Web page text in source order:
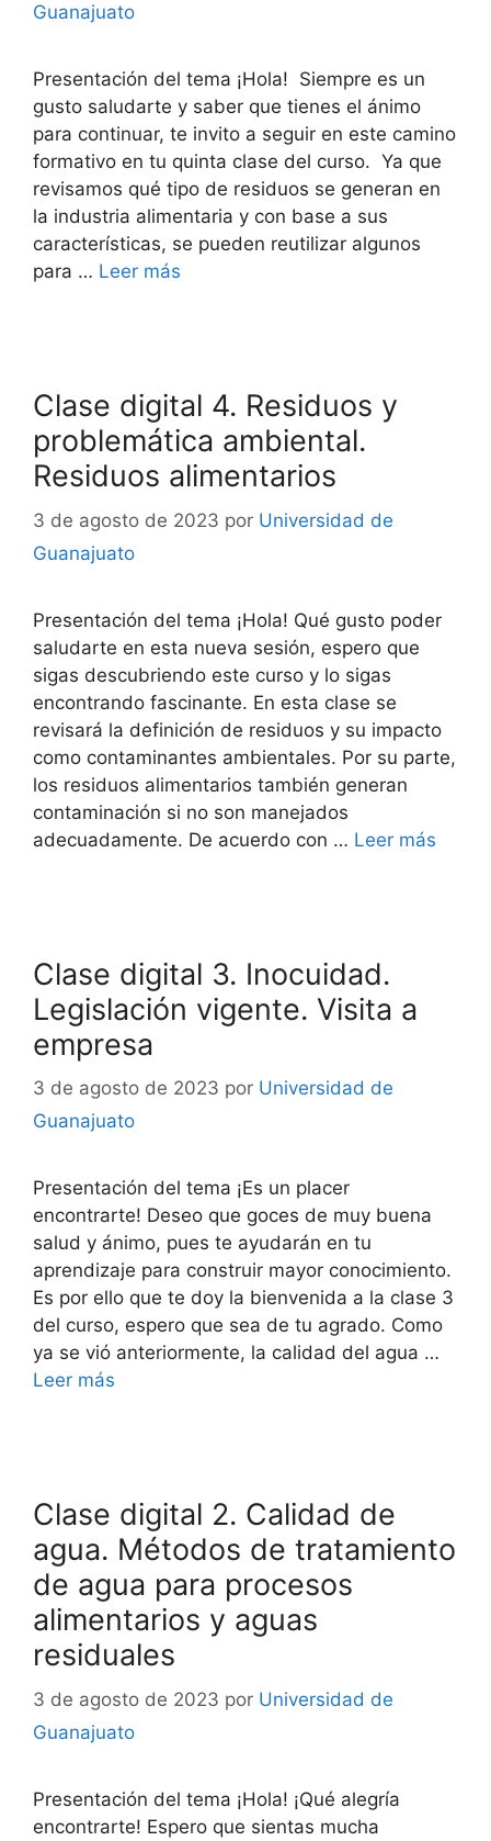
Guanajuato
Presentación del tema ¡Hola! Siempre es un
gusto saludarte y saber que tienes el ánimo
para continuar, te invito a seguir en este camino
formativo en tu quinta clase del curso. Ya que
revisamos qué tipo de residuos se generan en
la industria alimentaria y con base a sus
características, se pueden reutilizar algunos
para … Leer más
Clase digital 4. Residuos y
problemática ambiental.
Residuos alimentarios
3 de agosto de 2023 por Universidad de
Guanajuato
Presentación del tema ¡Hola! Qué gusto poder
saludarte en esta nueva sesión, espero que
sigas descubriendo este curso y lo sigas
encontrando fascinante. En esta clase se
revisará la definición de residuos y su impacto
como contaminantes ambientales. Por su parte,
los residuos alimentarios también generan
contaminación si no son manejados
adecuadamente. De acuerdo con … Leer más
Clase digital 3. Inocuidad.
Legislación vigente. Visita a
empresa
3 de agosto de 2023 por Universidad de
Guanajuato
Presentación del tema ¡Es un placer
encontrarte! Deseo que goces de muy buena
salud y ánimo, pues te ayudarán en tu
aprendizaje para construir mayor conocimiento.
Es por ello que te doy la bienvenida a la clase 3
del curso, espero que sea de tu agrado. Como
ya se vió anteriormente, la calidad del agua …
Leer más
Clase digital 2. Calidad de
agua. Métodos de tratamiento
de agua para procesos
alimentarios y aguas
residuales
3 de agosto de 2023 por Universidad de
Guanajuato
Presentación del tema ¡Hola! ¡Qué alegría
encontrarte! Espero que sientas mucha